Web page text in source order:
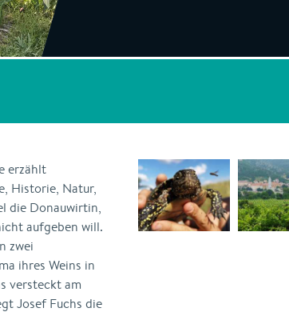
erzählt
Historie, Natur,
die Donauwirtin,
aufgeben will.
zwei
ihres Weins in
versteckt am
Josef Fuchs die